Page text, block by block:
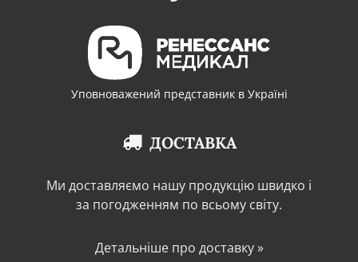
Уповноважений представник в Україні
ДОСТАВКА
Ми доставляємо нашу продукцію швидко і
за погодженням по всьому світу.
Детальніше про доставку »